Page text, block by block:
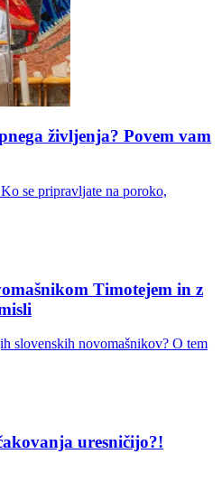
življenja? Povem vam
se pripravljate na poroko,
Timotejem in z
slovenskih novomašnikov? O tem
uresničijo?!